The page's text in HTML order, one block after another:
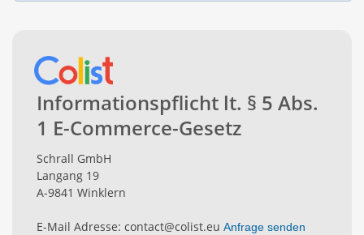
Informationspflicht lt. § 5 Abs.
1 E-Commerce-Gesetz
Schrall GmbH
Langang 19
A-9841 Winklern
E-Mail Adresse: contact@colist.eu Anfrage senden